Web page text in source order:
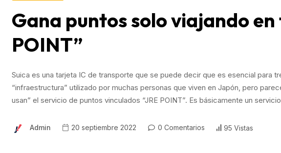
Gana puntos solo viajando en
POINT”
Suica es una tarjeta IC de transporte que se puede decir que es esencial para
“infraestructura” utilizado por muchas personas que viven en Japón, pero
usan” el servicio de puntos vinculados “JRE POINT”. Es básicamente un
Admin 20 septiembre 2022 0 Comentarios 95 Vistas